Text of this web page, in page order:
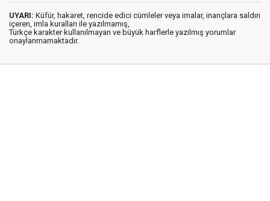
UYARI: Küfür, hakaret, rencide edici cümleler veya imalar, inançlara saldırı
içeren, imla kuralları ile yazılmamış,
Türkçe karakter kullanılmayan ve büyük harflerle yazılmış yorumlar
onaylanmamaktadır.